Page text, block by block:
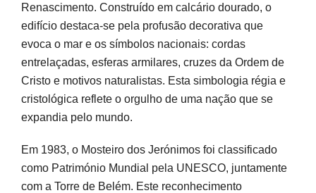
Renascimento. Construído em calcário dourado, o
edifício destaca-se pela profusão decorativa que
evoca o mar e os símbolos nacionais: cordas
entrelaçadas, esferas armilares, cruzes da Ordem de
Cristo e motivos naturalistas. Esta simbologia régia e
cristológica reflete o orgulho de uma nação que se
expandia pelo mundo.
Em 1983, o Mosteiro dos Jerónimos foi classificado
como Património Mundial pela UNESCO, juntamente
com a Torre de Belém. Este reconhecimento